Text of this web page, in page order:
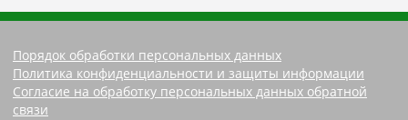
Порядок обработки персональных данных
Политика конфиденциальности и защиты информации
Согласие на обработку персональных данных обратной
связи